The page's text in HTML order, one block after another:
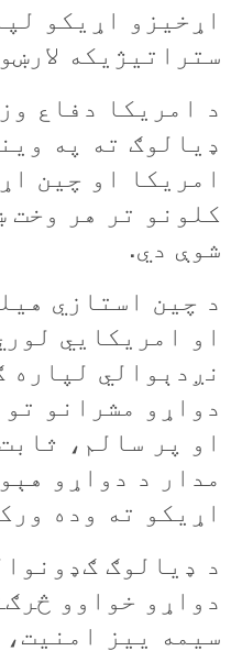
اړخيزو اړيکو
ستراتيژيکه
د امريکا دفاع
ډيالوګ ته په
امريکا او چين
کلونو تر هر وخت
شوې دي.
د چين استازي
او امريکايي
نږدېوالي لپاره
دواړو مشرانو
او پر سالم،
مدار د دواړو
اړيکو ته وده
د ډيالوګ
دواړو خواوو
سيمه ييز